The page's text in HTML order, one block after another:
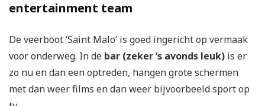
entertainment team
De veerboot ‘Saint Malo’ is goed ingericht op vermaak
voor onderweg. In de bar (zeker ‘s avonds leuk) is er
zo nu en dan een optreden, hangen grote schermen
met dan weer films en dan weer bijvoorbeeld sport op